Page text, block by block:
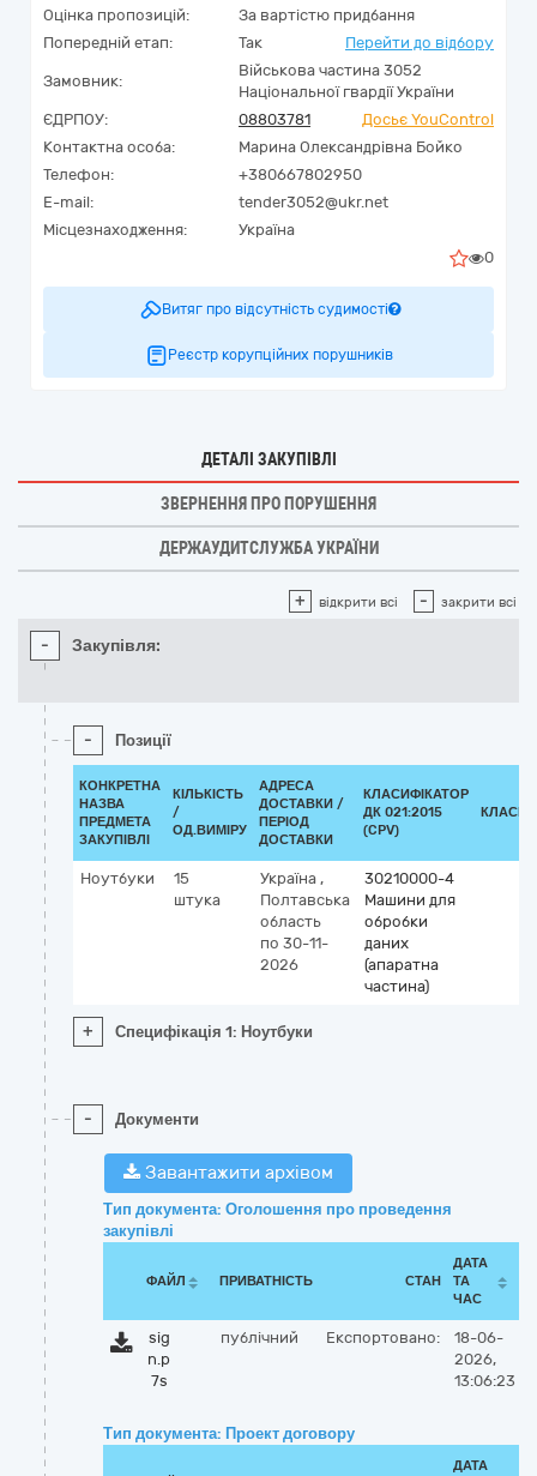
Оцінка пропозицій:
За вартістю придбання
Попередній етап:
Так Перейти до відбору
Замовник:
Військова частина 3052
Національної гвардії України
ЄДРПОУ:
08803781
Досьє YouControl
Контактна особа:
Марина Олександрівна Бойко
Телефон:
+380667802950
E-mail:
tender3052@ukr.net
Місцезнаходження:
Україна
0
Витяг про відсутність судимості
Реєстр корупційних порушників
ДЕТАЛІ ЗАКУПІВЛІ
ЗВЕРНЕННЯ ПРО ПОРУШЕННЯ
ДЕРЖАУДИТСЛУЖБА УКРАЇНИ
+ відкрити всі - закрити всі
- Закупівля:
- Позиції
КОНКРЕТНА
НАЗВА
ПРЕДМЕТА
ЗАКУПІВЛІ
КІЛЬКІСТЬ
/
ОД.ВИМІРУ
АДРЕСА
ДОСТАВКИ /
ПЕРІОД
ДОСТАВКИ
КЛАСИФІКАТОР
ДК 021:2015
(CPV)
Ноутбуки
15
штука
Україна ,
Полтавська
область
по 30-11-
2026
30210000-4
Машини для
обробки
даних
(апаратна
частина)
+ Специфікація 1: Ноутбуки
- Документи
Завантажити архівом
Тип документа: Оголошення про проведення
закупівлі
ФАЙЛ ПРИВАТНІСТЬ СТАН
ДАТА
ТА
ЧАС
sig
n.p
7s
публічний Експортовано:
18-06-
2026,
13:06:23
Тип документа: Проект договору
ДАТА